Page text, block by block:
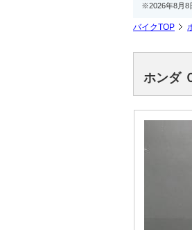
※2026年8月8
バイクTOP
ホンダ